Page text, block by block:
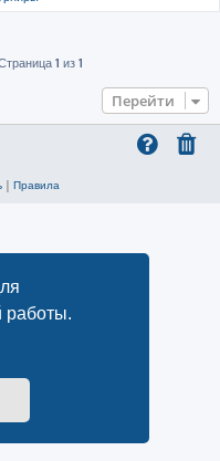
работы.
1 из 1
Перейти
| Правила